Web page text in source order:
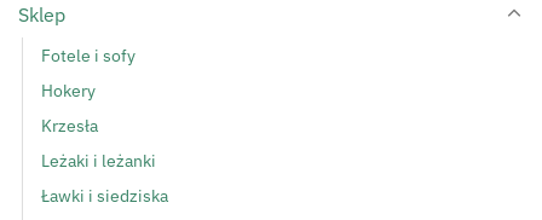
Sklep
Fotele i sofy
Hokery
Krzesła
Leżaki i leżanki
Ławki i siedziska